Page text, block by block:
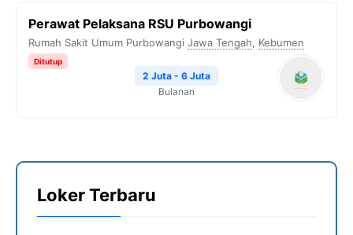
Perawat Pelaksana RSU Purbowangi
Rumah Sakit Umum Purbowangi Jawa Tengah, Kebumen
Ditutup
2 Juta - 6 Juta
Bulanan
Loker Terbaru